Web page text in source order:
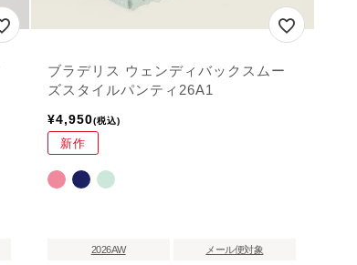
ブラデリス ウェンディバックスムー
ズスタイルパンティ26A1
¥4,950 税込
新作
2026AW メール便対象